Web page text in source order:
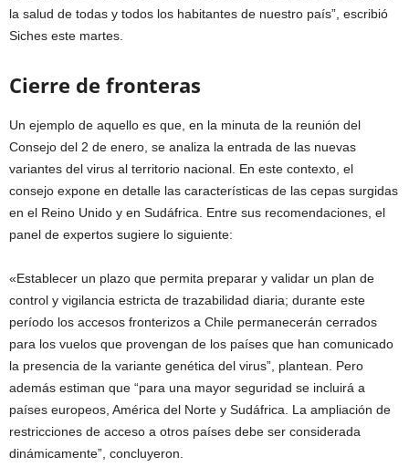
la salud de todas y todos los habitantes de nuestro país”, escribió
Siches este martes.
Cierre de fronteras
Un ejemplo de aquello es que, en la minuta de la reunión del
Consejo del 2 de enero, se analiza la entrada de las nuevas
variantes del virus al territorio nacional. En este contexto, el
consejo expone en detalle las características de las cepas surgidas
en el Reino Unido y en Sudáfrica. Entre sus recomendaciones, el
panel de expertos sugiere lo siguiente:
«Establecer un plazo que permita preparar y validar un plan de
control y vigilancia estricta de trazabilidad diaria; durante este
período los accesos fronterizos a Chile permanecerán cerrados
para los vuelos que provengan de los países que han comunicado
la presencia de la variante genética del virus”, plantean. Pero
además estiman que “para una mayor seguridad se incluirá a
países europeos, América del Norte y Sudáfrica. La ampliación de
restricciones de acceso a otros países debe ser considerada
dinámicamente”, concluyeron.